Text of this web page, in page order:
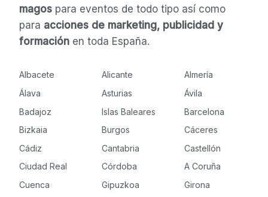
magospara eventos de todo tipo así como
para acciones de marketing, publicidad y
formaciónen toda España.
Albacete Alicante
Almería
Álava
Asturias
Ávila
Badajoz
Islas Baleares
Barcelona
Bizkaia
Burgos
Cáceres
Cádiz
Cantabria
Castellón
Ciudad Real
Córdoba
A Coruña
Cuenca
Gipuzkoa
Girona